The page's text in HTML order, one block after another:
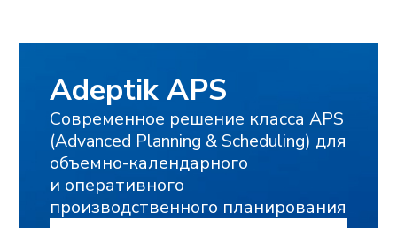
Я подтверждаю, что ознакомлен(а) и
соглашаюсь сполитикой в отношении